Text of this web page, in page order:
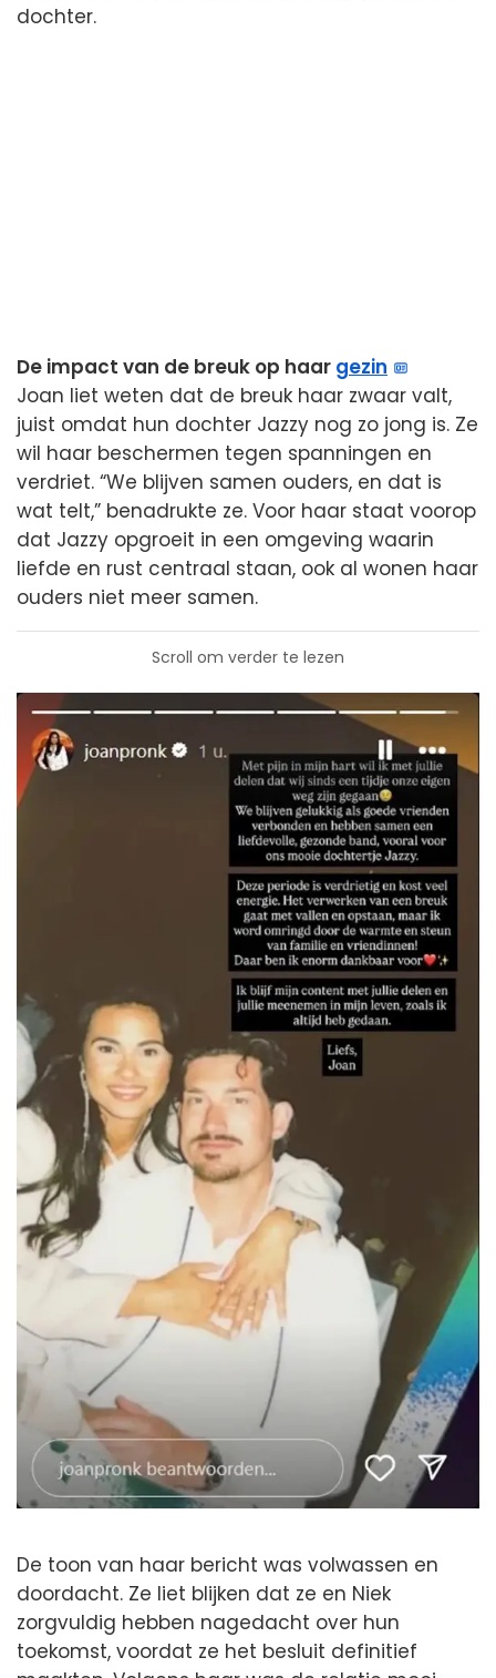
dochter.
De impact van de breuk op haar gezin
Joan liet weten dat de breuk haar zwaar valt,
juist omdat hun dochter Jazzy nog zo jong is. Ze
wil haar beschermen tegen spanningen en
verdriet. “We blijven samen ouders, en dat is
wat telt,” benadrukte ze. Voor haar staat voorop
dat Jazzy opgroeit in een omgeving waarin
liefde en rust centraal staan, ook al wonen haar
ouders niet meer samen.
Scroll om verder te lezen
De toon van haar bericht was volwassen en
doordacht. Ze liet blijken dat ze en Niek
zorgvuldig hebben nagedacht over hun
toekomst, voordat ze het besluit definitief